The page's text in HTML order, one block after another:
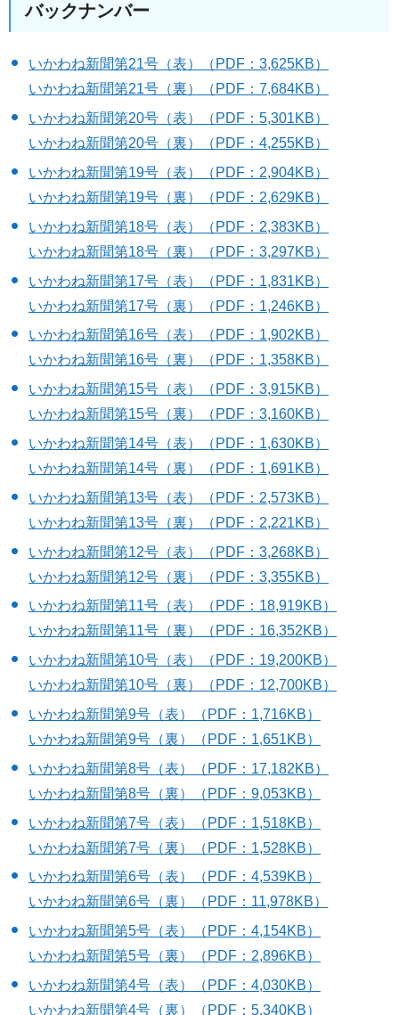
バックナンバー
いかわね新聞第21号（表）（PDF：3,625KB）
いかわね新聞第21号（裏）（PDF：7,684KB）
いかわね新聞第20号（表）（PDF：5,301KB）
いかわね新聞第20号（裏）（PDF：4,255KB）
いかわね新聞第19号（表）（PDF：2,904KB）
いかわね新聞第19号（裏）（PDF：2,629KB）
いかわね新聞第18号（表）（PDF：2,383KB）
いかわね新聞第18号（裏）（PDF：3,297KB）
いかわね新聞第17号（表）（PDF：1,831KB）
いかわね新聞第17号（裏）（PDF：1,246KB）
いかわね新聞第16号（表）（PDF：1,902KB）
いかわね新聞第16号（裏）（PDF：1,358KB）
いかわね新聞第15号（表）（PDF：3,915KB）
いかわね新聞第15号（裏）（PDF：3,160KB）
いかわね新聞第14号（表）（PDF：1,630KB）
いかわね新聞第14号（裏）（PDF：1,691KB）
いかわね新聞第13号（表）（PDF：2,573KB）
いかわね新聞第13号（裏）（PDF：2,221KB）
いかわね新聞第12号（表）（PDF：3,268KB）
いかわね新聞第12号（裏）（PDF：3,355KB）
いかわね新聞第11号（表）（PDF：18,919KB）
いかわね新聞第11号（裏）（PDF：16,352KB）
いかわね新聞第10号（表）（PDF：19,200KB）
いかわね新聞第10号（裏）（PDF：12,700KB）
いかわね新聞第9号（表）（PDF：1,716KB）
いかわね新聞第9号（裏）（PDF：1,651KB）
いかわね新聞第8号（表）（PDF：17,182KB）
いかわね新聞第8号（裏）（PDF：9,053KB）
いかわね新聞第7号（表）（PDF：1,518KB）
いかわね新聞第7号（裏）（PDF：1,528KB）
いかわね新聞第6号（表）（PDF：4,539KB）
いかわね新聞第6号（裏）（PDF：11,978KB）
いかわね新聞第5号（表）（PDF：4,154KB）
いかわね新聞第5号（裏）（PDF：2,896KB）
いかわね新聞第4号（表）（PDF：4,030KB）
いかわね新聞第4号（裏）（PDF：5,340KB）